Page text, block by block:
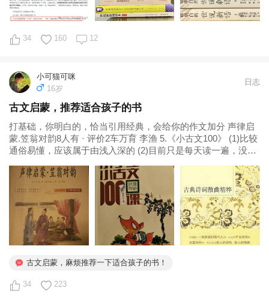
34 160 12
小可猫可咪
16岁
日志
古文启蒙，推荐适合孩子的书
打基础，你明白的，恰当引用经典，会给你的作文加分 声律启
蒙.笠翁对韵8人有 · 评价2车万育 李渔 5.《小古文100》 (1)比较
通俗易懂，应该属于由浅入深的 (2)目前只是每天读一遍，没有
记里可以拽到二句 (4)打算诵读结束后，我挑几篇...
古文启蒙，麻烦推荐一下适合孩子的书！
34 223